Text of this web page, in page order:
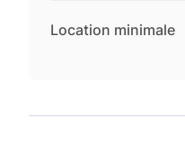
Location minimale